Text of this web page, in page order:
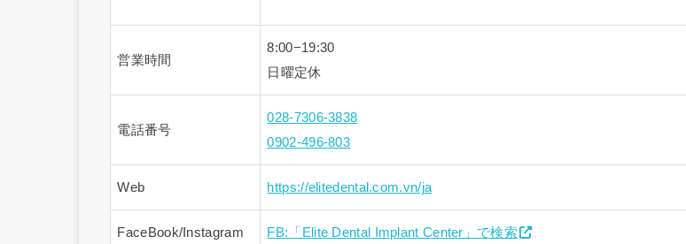
営業時間
8:00−19:30
日曜定休
電話番号
028-7306-3838
0902-496-803
Web https://elitedental.com.vn/ja
FaceBook/Instagram FB:「Elite Dental Implant Center」で検索